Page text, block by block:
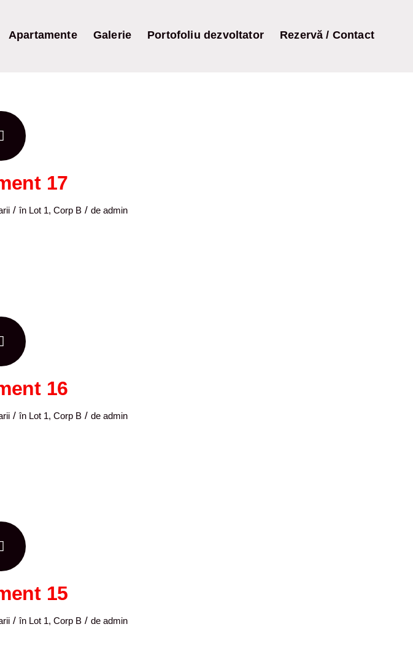
Apartamente Galerie Portofoliu dezvoltator Rezervă / Contact
17
/ în Lot 1, Corp B / de admin
16
/ în Lot 1, Corp B / de admin
15
/ în Lot 1, Corp B / de admin